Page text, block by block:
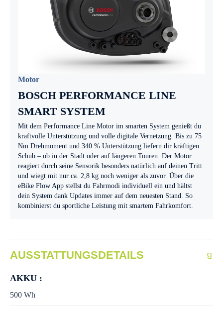
Motor
BOSCH PERFORMANCE LINE
SMART SYSTEM
Mit dem Performance Line Motor im smarten System genießt du
kraftvolle Unterstützung und volle digitale Vernetzung. Bis zu 75
Nm Drehmoment und 340 % Unterstützung liefern dir kräftigen
Schub – ob in der Stadt oder auf längeren Touren. Der Motor
reagiert durch seine Sensorik besonders natürlich auf deinen Tritt
und wiegt mit nur ca. 2,8 kg noch weniger als zuvor. Über die
eBike Flow App stellst du Fahrmodi individuell ein und hältst
dein System dank Updates immer auf dem neuesten Stand. So
kombinierst du sportliche Leistung mit smartem Fahrkomfort.
AUSSTATTUNGSDETAILS
AKKU :
500 Wh